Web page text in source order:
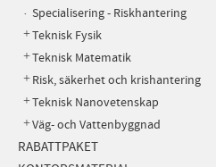
Specialisering - Riskhantering
Teknisk Fysik
Teknisk Matematik
Risk, säkerhet och krishantering
Teknisk Nanovetenskap
Väg- och Vattenbyggnad
RABATTPAKET